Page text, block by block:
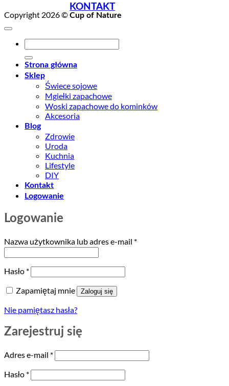
KONTAKT
Copyright 2026 ©Cup of Nature
Szukaj:
Strona główna
Sklep
Świece sojowe
Mgiełki zapachowe
Woski zapachowe do kominków
Akcesoria
Blog
Zdrowie
Uroda
Kuchnia
Lifestyle
DIY
Kontakt
Logowanie
Logowanie
Nazwa użytkownika lub adres e-mail *Wymagane
Hasło *Wymagane
Zapamiętaj mnie Zaloguj się
Nie pamiętasz hasła?
Zarejestruj się
Adres e-mail *Wymagane
Hasło *Wymagane